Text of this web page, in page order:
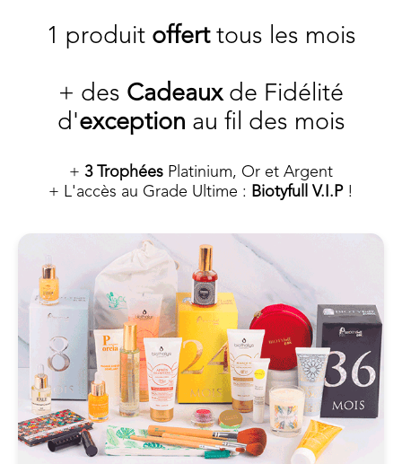
1 produit offerttous les mois
+ des Cadeauxde Fidélité
d'exception au fil des mois
+ 3 Trophées Platinium, Or et Argent
+ L'accès au Grade Ultime : Biotyfull V.I.P!